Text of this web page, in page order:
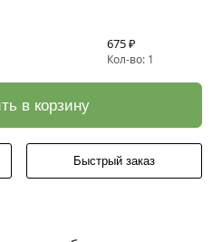
675 ₽
Кол-во: 1
в корзину
Быстрый заказ